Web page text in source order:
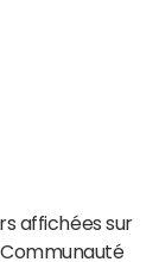
affichées sur